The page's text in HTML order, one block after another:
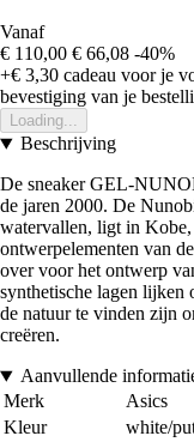
Vanaf
€ 110,00 € 66,08 -40%
+€ 3,30 cadeau voor je
bevestiging van je
Loading...
Beschrijving
De sneaker GEL-
de jaren 2000. De
watervallen, ligt in Kobe,
ontwerpelementen van
over voor het ontwerp
synthetische lagen lijken
de natuur te vinden zijn
creëren.
Aanvullende
Merk
Asics
Kleur
white/